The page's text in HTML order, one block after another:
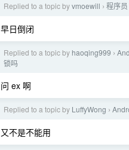
Replied to a topic byvmoewill › 程序员
早日倒闭
Replied to a topic by haoqing999 ›
锁吗
问 ex 啊
Replied to a topic by LuffyWong ›
又不是不能用